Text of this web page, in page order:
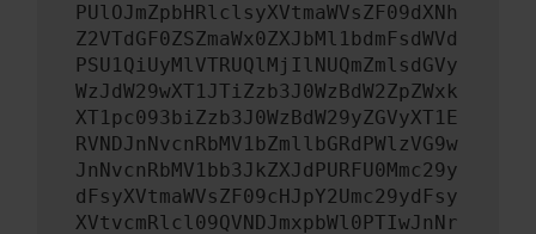
PUlOJmZpbHRlclsyXVtmaWVsZF09dXNh
Z2VTdGF0ZSZmaWx0ZXJbMl1bdmFsdWVd
PSU1QiUyMlVTRUQlMjIlNUQmZmlsdGVy
WzJdW29wXT1JTiZzb3J0WzBdW2ZpZWxk
XT1pc093biZzb3J0WzBdW29yZGVyXT1E
RVNDJnNvcnRbMV1bZmllbGRdPWlzVG9w
JnNvcnRbMV1bb3JkZXJdPURFU0Mmc29y
dFsyXVtmaWVsZF09cHJpY2Umc29ydFsy
XVtvcmRlcl09QVNDJmxpbWl0PTIwJnNr